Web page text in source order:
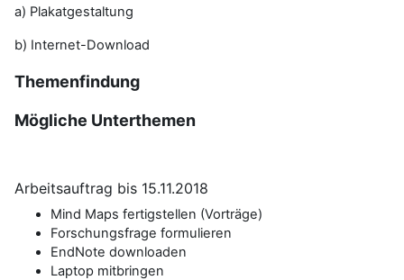
a) Plakatgestaltung
b) Internet-Download
Themenfindung
Mögliche Unterthemen
Arbeitsauftrag bis 15.11.2018
Mind Maps fertigstellen (Vorträge)
Forschungsfrage formulieren
EndNote downloaden
Laptop mitbringen